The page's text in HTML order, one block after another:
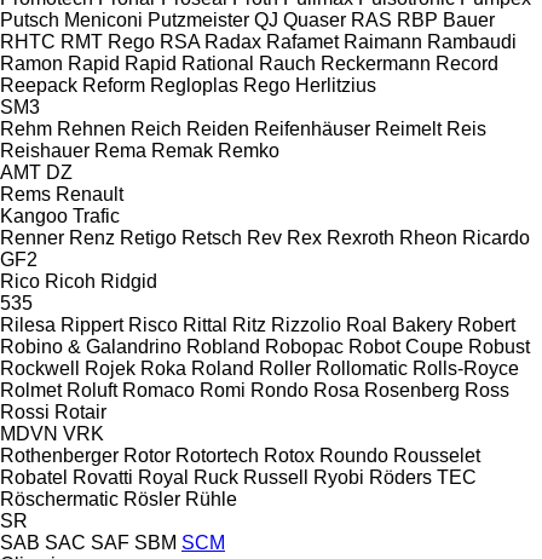
Putsch Meniconi Putzmeister QJ Quaser RAS RBP Bauer
RHTC RMT Rego RSA Radax Rafamet Raimann Rambaudi
Ramon Rapid Rapid Rational Rauch Reckermann Record
Reepack Reform Regloplas Rego Herlitzius
SM3
Rehm Rehnen Reich Reiden Reifenhäuser Reimelt Reis
Reishauer Rema Remak Remko
AMT DZ
Rems Renault
Kangoo Trafic
Renner Renz Retigo Retsch Rev Rex Rexroth Rheon Ricardo
GF2
Rico Ricoh Ridgid
535
Rilesa Rippert Risco Rittal Ritz Rizzolio Roal Bakery Robert
Robino & Galandrino Robland Robopac Robot Coupe Robust
Rockwell
Rojek Roka Roland Roller Rollomatic Rolls-Royce
Rolmet Roluft Romaco Romi Rondo Rosa Rosenberg Ross
Rossi Rotair
MDVN VRK
Rothenberger Rotor Rotortech Rotox Roundo Rousselet
Robatel Rovatti Royal Ruck Russell Ryobi Röders TEC
Röschermatic Rösler Rühle
SR
SAB SAC SAF SBM SCM